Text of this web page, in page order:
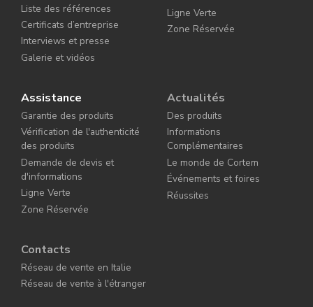
Liste des références
Certificats d’entreprise
Interviews et presse
Galerie et vidéos
Ligne Verte
Zone Réservée
Assistance
Garantie des produits
Vérification de l'authenticité
des produits
Demande de devis et
d'informations
Ligne Verte
Zone Réservée
Actualités
Des produits
Informations
Complémentaires
Le monde de Cortem
Événements et foires
Réussites
Contacts
Réseau de vente en Italie
Réseau de vente à l'étranger